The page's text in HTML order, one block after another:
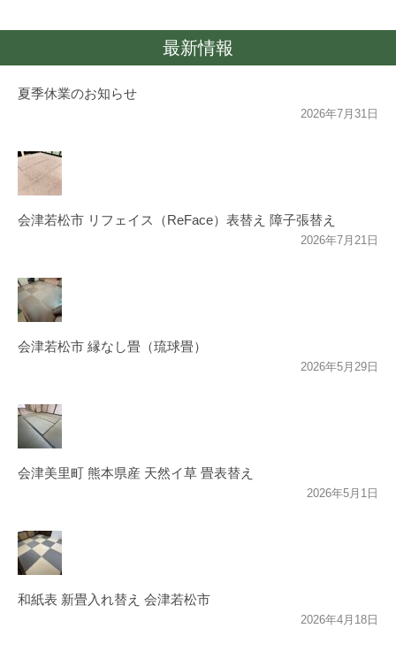
最新情報
夏季休業のお知らせ
2026年7月31日
会津若松市 リフェイス（ReFace）表替え 障子張替え
2026年7月21日
会津若松市 縁なし畳（琉球畳）
2026年5月29日
会津美里町 熊本県産 天然イ草 畳表替え
2026年5月1日
和紙表 新畳入れ替え 会津若松市
2026年4月18日